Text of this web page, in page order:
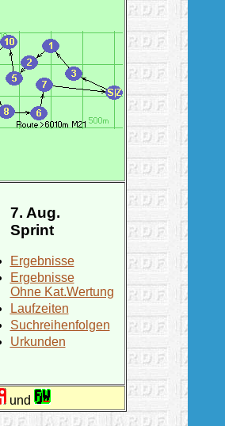
7. Aug.
Sprint
Ergebnisse
Ergebnisse
Ohne Kat.Wertung
Laufzeiten
Suchreihenfolgen
Urkunden
und